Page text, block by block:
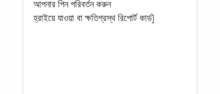
আপনার পিন পরিবর্তন করুন
হ্রাইয়ে যাওয়া বা ক্ষতিগ্রস্থ রিপোর্ট কার্ড]